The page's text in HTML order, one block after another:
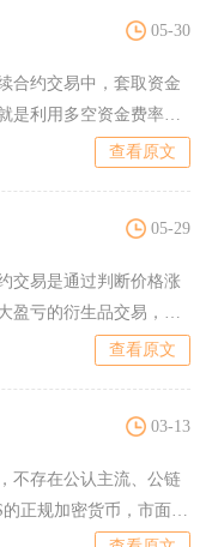
05-30
合约交易中，套取资金
是利用多空资金费率的
查看原文
05-29
交易是通过判断价格涨
盈亏的衍生品交易，核
查看原文
03-13
不存在公认主流、公链
正规加密货币，市面上